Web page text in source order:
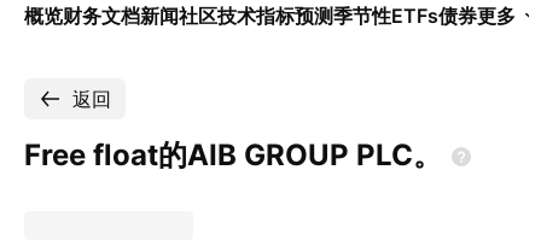
概览财务文档新闻社区技术指标预测季节性ETFs债券更多
返回
Free float的AIB GROUP PLC。